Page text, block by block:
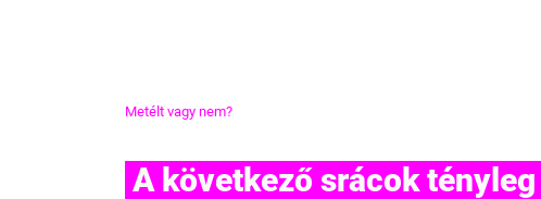
Metélt vagy nem?